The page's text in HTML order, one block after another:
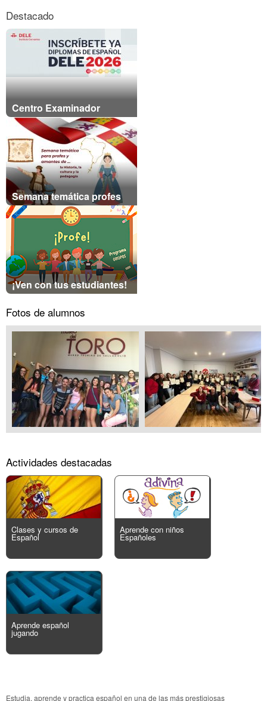
Destacado
Centro Examinador
Semana temática profes
¡Ven con tus estudiantes!
Fotos de alumnos
Actividades destacadas
Clases y cursos de
Español
Aprende con niños
Españoles
Aprende español
jugando
Estudia, aprende y practica español en una de las más prestigiosas